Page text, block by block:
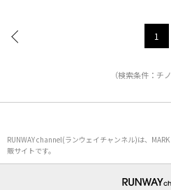
1
（検索条件：チ
RUNWAY channel(ランウェイチャンネル)は、
販サイトです。